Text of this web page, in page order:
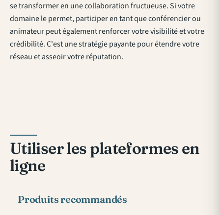
se transformer en une collaboration fructueuse. Si votre
domaine le permet, participer en tant que conférencier ou
animateur peut également renforcer votre visibilité et votre
crédibilité. C'est une stratégie payante pour étendre votre
réseau et asseoir votre réputation.
Utiliser les plateformes en
ligne
Produits recommandés